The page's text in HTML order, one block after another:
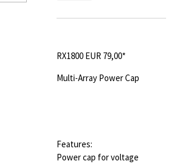
RX1800 EUR 79,00*
Multi-Array Power Cap
Features:
Power cap for voltage